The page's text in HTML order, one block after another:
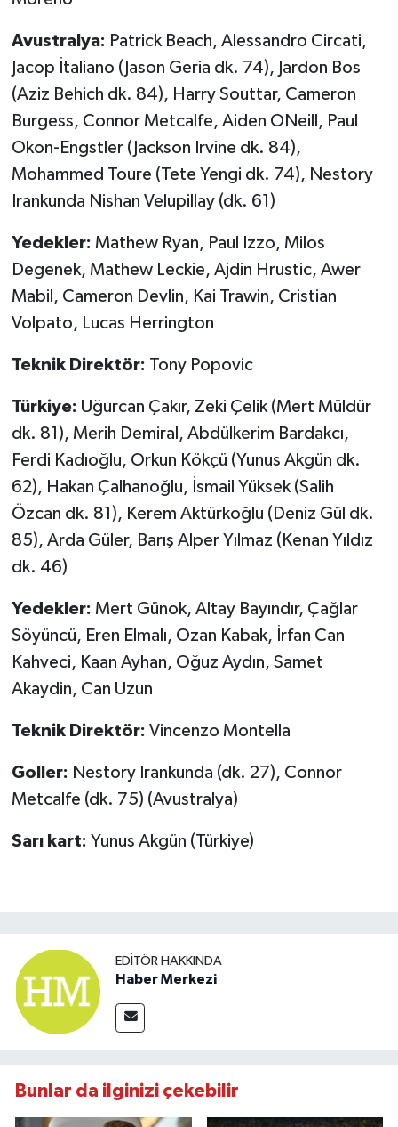
Avustralya: Patrick Beach, Alessandro Circati,
Jacop İtaliano (Jason Geria dk. 74), Jardon Bos
(Aziz Behich dk. 84), Harry Souttar, Cameron
Burgess, Connor Metcalfe, Aiden ONeill, Paul
Okon-Engstler (Jackson Irvine dk. 84),
Mohammed Toure (Tete Yengi dk. 74), Nestory
Irankunda Nishan Velupillay (dk. 61)
Yedekler: Mathew Ryan, Paul Izzo, Milos
Degenek, Mathew Leckie, Ajdin Hrustic, Awer
Mabil, Cameron Devlin, Kai Trawin, Cristian
Volpato, Lucas Herrington
Teknik Direktör: Tony Popovic
Türkiye: Uğurcan Çakır, Zeki Çelik (Mert Müldür
dk. 81), Merih Demiral, Abdülkerim Bardakcı,
Ferdi Kadıoğlu, Orkun Kökçü (Yunus Akgün dk.
62), Hakan Çalhanoğlu, İsmail Yüksek (Salih
Özcan dk. 81), Kerem Aktürkoğlu (Deniz Gül dk.
85), Arda Güler, Barış Alper Yılmaz (Kenan Yıldız
dk. 46)
Yedekler: Mert Günok, Altay Bayındır, Çağlar
Söyüncü, Eren Elmalı, Ozan Kabak, İrfan Can
Kahveci, Kaan Ayhan, Oğuz Aydın, Samet
Akaydin, Can Uzun
Teknik Direktör: Vincenzo Montella
Goller: Nestory Irankunda (dk. 27), Connor
Metcalfe (dk. 75) (Avustralya)
Sarı kart: Yunus Akgün (Türkiye)
EDITÖR HAKKINDA
Haber Merkezi
Bunlar da ilginizi çekebilir